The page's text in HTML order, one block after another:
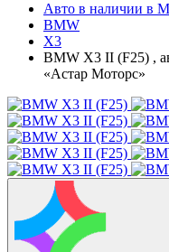
Авто в наличии в
BMW
X3
BMW X3 II (F25) ,
«Астар Моторс»